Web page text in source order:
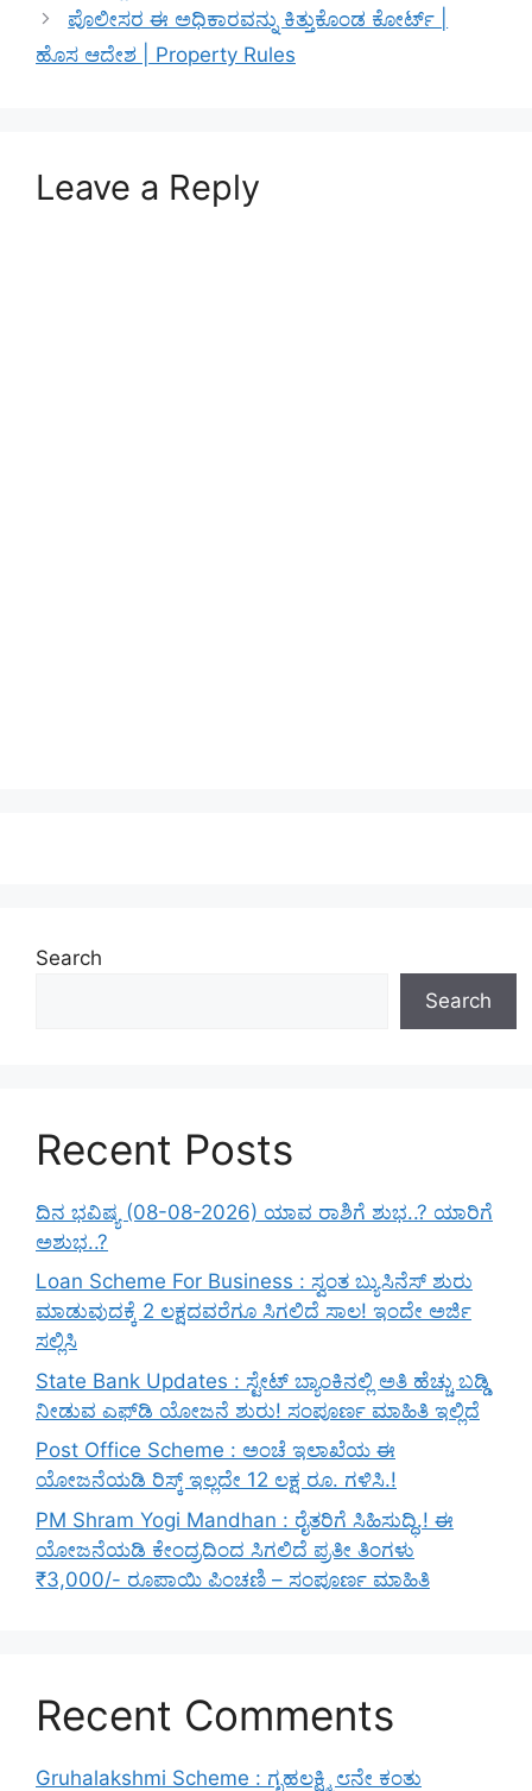
ಪೊಲೀಸರ ಈ ಅಧಿಕಾರವನ್ನು ಕಿತ್ತುಕೊಂಡ ಕೋರ್ಟ್ |
ಹೊಸ ಆದೇಶ | Property Rules
Leave a Reply
Search
Search
Recent Posts
ದಿನ ಭವಿಷ್ಯ (08-08-2026) ಯಾವ ರಾಶಿಗೆ ಶುಭ..? ಯಾರಿಗೆ
ಅಶುಭ..?
Loan Scheme For Business : ಸ್ವಂತ ಬ್ಯುಸಿನೆಸ್ ಶುರು
ಮಾಡುವುದಕ್ಕೆ 2 ಲಕ್ಷದವರೆಗೂ ಸಿಗಲಿದೆ ಸಾಲ! ಇಂದೇ ಅರ್ಜಿ
ಸಲ್ಲಿಸಿ
State Bank Updates : ಸ್ಟೇಟ್ ಬ್ಯಾಂಕಿನಲ್ಲಿ ಅತಿ ಹೆಚ್ಚು ಬಡ್ಡಿ
ನೀಡುವ ಎಫ್‌ಡಿ ಯೋಜನೆ ಶುರು! ಸಂಪೂರ್ಣ ಮಾಹಿತಿ ಇಲ್ಲಿದೆ
Post Office Scheme : ಅಂಚೆ ಇಲಾಖೆಯ ಈ
ಯೋಜನೆಯಡಿ ರಿಸ್ಕ್‌ ಇಲ್ಲದೇ 12 ಲಕ್ಷ ರೂ. ಗಳಿಸಿ.!
PM Shram Yogi Mandhan : ರೈತರಿಗೆ ಸಿಹಿಸುದ್ಧಿ.! ಈ
ಯೋಜನೆಯಡಿ ಕೇಂದ್ರದಿಂದ ಸಿಗಲಿದೆ ಪ್ರತೀ ತಿಂಗಳು
₹3,000/- ರೂಪಾಯಿ ಪಿಂಚಣಿ – ಸಂಪೂರ್ಣ ಮಾಹಿತಿ
Recent Comments
Gruhalakshmi Scheme : ಗೃಹಲಕ್ಷ್ಮಿ ೮ನೇ ಕಂತು